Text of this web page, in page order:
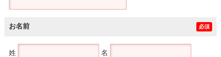
お名前 必須
姓 名